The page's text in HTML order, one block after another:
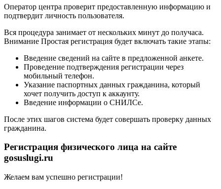
Оператор центра проверит предоставленную информацию и
подтвердит личность пользователя.
Вся процедура занимает от нескольких минут до получаса.
Внимание Простая регистрация будет включать такие этапы:
Введение сведений на сайте в предложенной анкете.
Проведение подтверждения регистрации через
мобильный телефон.
Указание паспортных данных гражданина, который
хочет получить доступ к аккаунту.
Введение информации о СНИЛСе.
После этих шагов система будет совершать проверку данных
гражданина.
Регистрация физического лица на сайте
gosuslugi.ru
Желаем вам успешно регистрации!